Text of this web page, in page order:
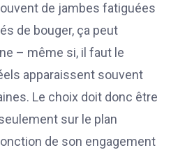
de jambes fatiguées
de bouger, ça peut
– même si, il faut le
apparaissent souvent
Le choix doit donc être
sur le plan
de son engagement